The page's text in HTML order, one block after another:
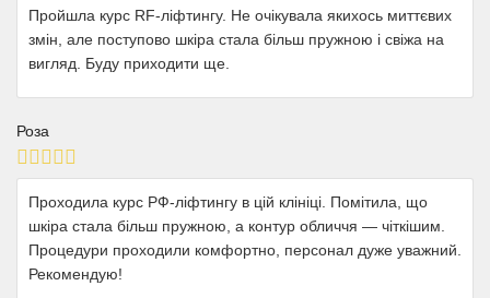
Пройшла курс RF-ліфтингу. Не очікувала якихось миттєвих
змін, але поступово шкіра стала більш пружною і свіжа на
вигляд. Буду приходити ще.
Роза
Проходила курс РФ-ліфтингу в цій клініці. Помітила, що
шкіра стала більш пружною, а контур обличчя — чіткішим.
Процедури проходили комфортно, персонал дуже уважний.
Рекомендую!